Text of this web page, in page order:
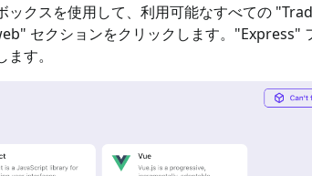
クスを使用して、利用可能なすべての "
" セクションをクリックします。"Express"
す。